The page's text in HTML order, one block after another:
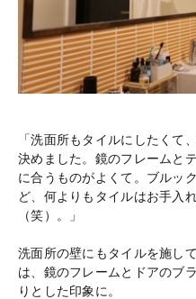
「洗面所もタイルにしたくて
決めました。鏡のフレームと
に合うものがよくて。ブルッ
ど、何よりもタイルはお手入
（笑）。」
洗面所の壁にもタイルを施し
は、鏡のフレームとドアのブ
りとした印象に。